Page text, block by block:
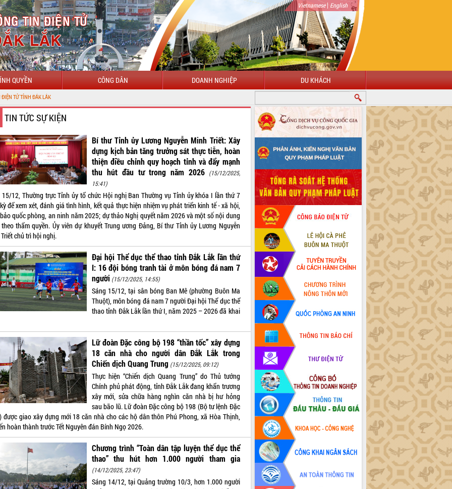
Vietnamese| English
QUYỀN CÔNG DÂN DOANH NGHIỆP DU KHÁCH
TIN TỨC SỰ KIỆN
Bí thư Tỉnh ủy Lương Nguyễn Minh Triết: Xây
dựng kịch bản tăng trưởng sát thực tiễn, hoàn
thiện điều chỉnh quy hoạch tỉnh và đẩy mạnh
thu hút đầu tư trong năm 2026 (15/12/2025,
15:41)
15/12, Thường trực Tỉnh ủy tổ chức Hội nghị Ban Thường vụ Tỉnh ủy khóa I lần thứ 7
để xem xét, đánh giá tình hình, kết quả thực hiện nhiệm vụ phát triển kinh tế - xã hội,
quốc phòng, an ninh năm 2025; dự thảo Nghị quyết năm 2026 và một số nội dung
thẩm quyền. Ủy viên dự khuyết Trung ương Đảng, Bí thư Tỉnh ủy Lương Nguyễn
chủ trì hội nghị.
Đại hội Thể dục thể thao tỉnh Đắk Lắk lần thứ
I: 16 đội bóng tranh tài ở môn bóng đá nam 7
người (15/12/2025, 14:55)
Sáng 15/12, tại sân bóng Ban Mê (phường Buôn Ma
Thuột), môn bóng đá nam 7 người Đại hội Thể dục thể
thao tỉnh Đắk Lắk lần thứ I, năm 2025 – 2026 đã khai
Lữ đoàn Đặc công bộ 198 “thần tốc” xây dựng
18 căn nhà cho người dân Đắk Lắk trong
Chiến dịch Quang Trung (15/12/2025, 09:12)
Thực hiện “Chiến dịch Quang Trung” do Thủ tướng
Chính phủ phát động, tỉnh Đắk Lắk đang khẩn trương
xây mới, sửa chữa hàng nghìn căn nhà bị hư hỏng
sau bão lũ. Lữ đoàn Đặc công bộ 198 (Bộ tư lệnh Đặc
được giao xây dựng mới 18 căn nhà cho các hộ dân thôn Phú Phong, xã Hòa Thịnh,
hoàn thành trước Tết Nguyên đán Bính Ngọ 2026.
Chương trình “Toàn dân tập luyện thể dục thể
thao” thu hút hơn 1.000 người tham gia
(14/12/2025, 23:47)
Sáng 14/12, tại Quảng trường 10/3, hơn 1.000 người